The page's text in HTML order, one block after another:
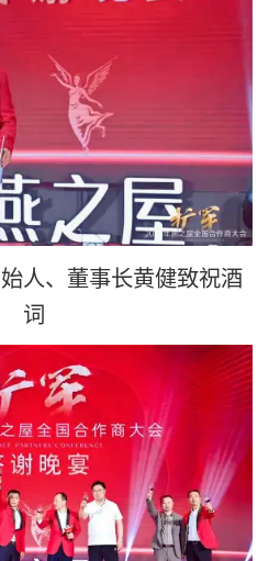
人、董事长黄健致祝酒
词